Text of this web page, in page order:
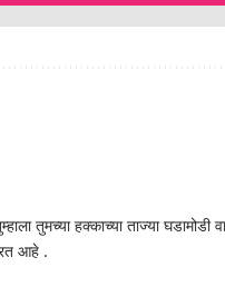
तुमच्या हक्काच्या ताज्या घडामोडी
आहे .